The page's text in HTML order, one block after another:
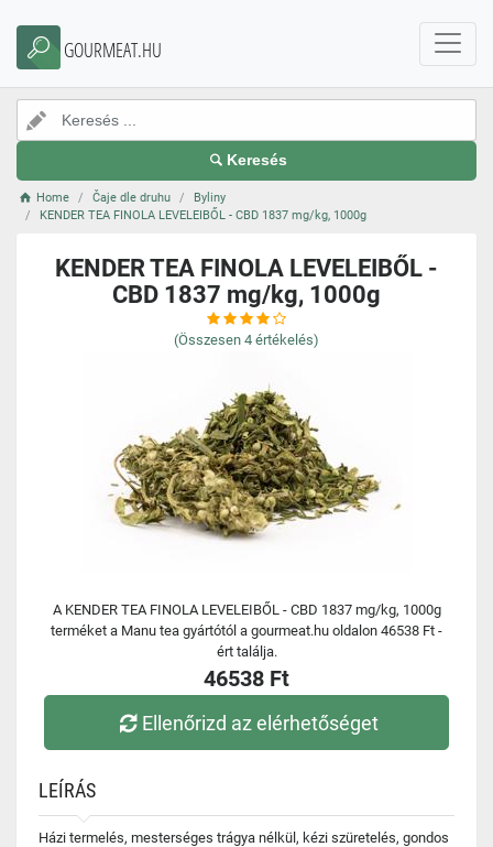
GOURMEAT.HU
Keresés
Home Čaje dle druhu
Byliny
KENDER TEA FINOLA LEVELEIBŐL - CBD 1837 mg/kg, 1000g
KENDER TEA FINOLA LEVELEIBŐL -
CBD 1837 mg/kg, 1000g
(Összesen 4 értékelés)
A KENDER TEA FINOLA LEVELEIBŐL - CBD 1837 mg/kg, 1000g
terméket a Manu tea gyártótól a gourmeat.hu oldalon 46538 Ft -
ért találja.
46538 Ft
Ellenőrizd az elérhetőséget
LEÍRÁS
Házi termelés, mesterséges trágya nélkül, kézi szüretelés, gondos